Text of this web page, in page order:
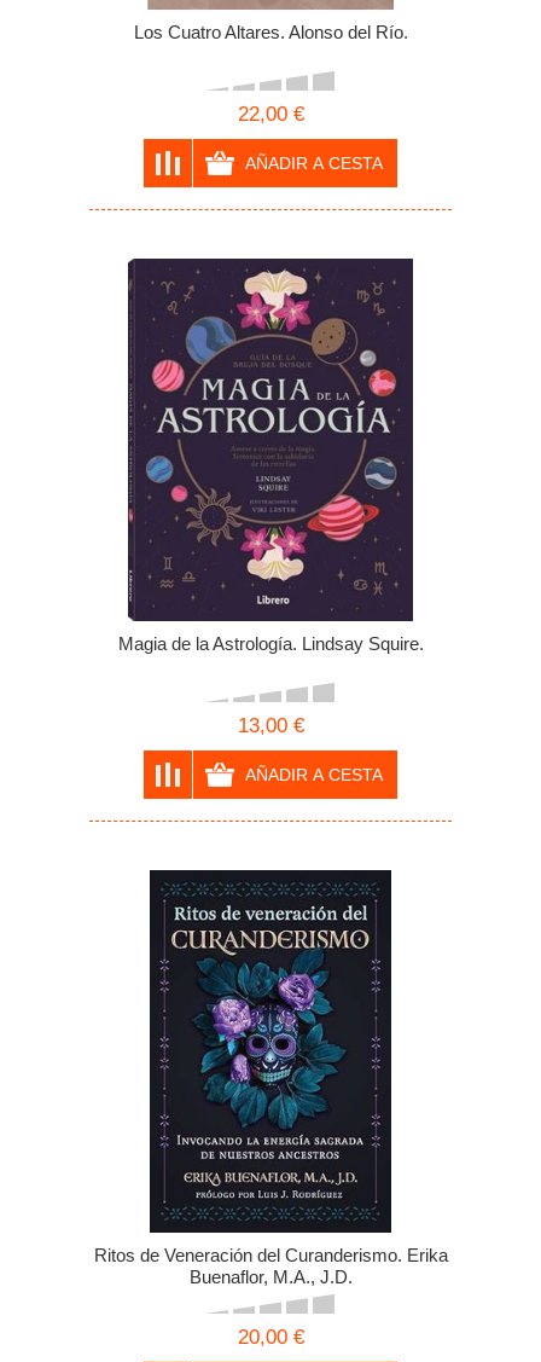
Los Cuatro Altares. Alonso del Río.
22,00 €
Magia de la Astrología. Lindsay Squire.
13,00 €
Ritos de Veneración del Curanderismo. Erika
Buenaflor, M.A., J.D.
20,00 €